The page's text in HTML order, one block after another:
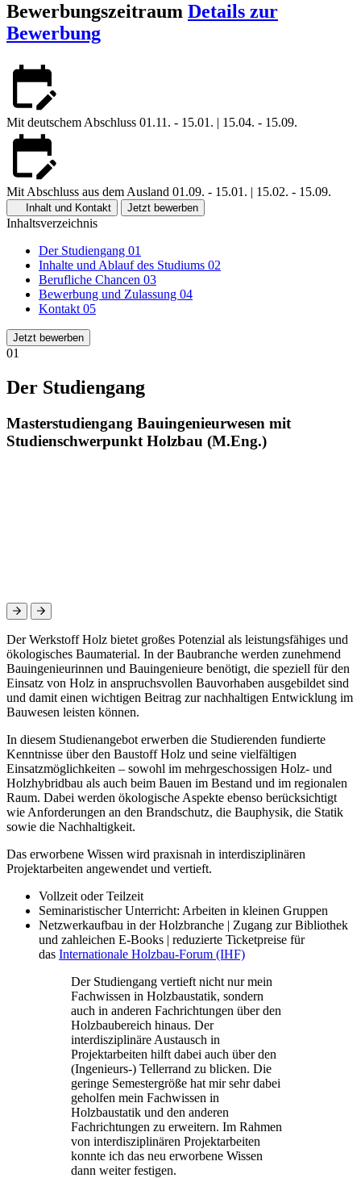
Bewerbungszeitraum Details zur
Bewerbung
Mit deutschem Abschluss 01.11. - 15.01. | 15.04. - 15.09.
Mit Abschluss aus dem Ausland 01.09. - 15.01. | 15.02. - 15.09.
Inhalt und Kontakt Jetzt bewerben
Inhaltsverzeichnis
Der Studiengang 01
Inhalte und Ablauf des Studiums 02
Berufliche Chancen 03
Bewerbung und Zulassung 04
Kontakt 05
Jetzt bewerben
01
Der Studiengang
Masterstudiengang Bauingenieurwesen mit
Studienschwerpunkt Holzbau (M.Eng.)
Der Werkstoff Holz bietet großes Potenzial als leistungsfähiges und
ökologisches Baumaterial. In der Baubranche werden zunehmend
Bauingenieurinnen und Bauingenieure benötigt, die speziell für den
Einsatz von Holz in anspruchsvollen Bauvorhaben ausgebildet sind
und damit einen wichtigen Beitrag zur nachhaltigen Entwicklung im
Bauwesen leisten können.
In diesem Studienangebot erwerben die Studierenden fundierte
Kenntnisse über den Baustoff Holz und seine vielfältigen
Einsatzmöglichkeiten – sowohl im mehrgeschossigen Holz- und
Holzhybridbau als auch beim Bauen im Bestand und im regionalen
Raum. Dabei werden ökologische Aspekte ebenso berücksichtigt
wie Anforderungen an den Brandschutz, die Bauphysik, die Statik
sowie die Nachhaltigkeit.
Das erworbene Wissen wird praxisnah in interdisziplinären
Projektarbeiten angewendet und vertieft.
Vollzeit oder Teilzeit
Seminaristischer Unterricht: Arbeiten in kleinen Gruppen
Netzwerkaufbau in der Holzbranche | Zugang zur Bibliothek
und zahleichen E-Books | reduzierte Ticketpreise für
das Internationale Holzbau-Forum (IHF)
Der Studiengang vertieft nicht nur mein
Fachwissen in Holzbaustatik, sondern
auch in anderen Fachrichtungen über den
Holzbaubereich hinaus. Der
interdisziplinäre Austausch in
Projektarbeiten hilft dabei auch über den
(Ingenieurs-) Tellerrand zu blicken. Die
geringe Semestergröße hat mir sehr dabei
geholfen mein Fachwissen in
Holzbaustatik und den anderen
Fachrichtungen zu erweitern. Im Rahmen
von interdisziplinären Projektarbeiten
konnte ich das neu erworbene Wissen
dann weiter festigen.